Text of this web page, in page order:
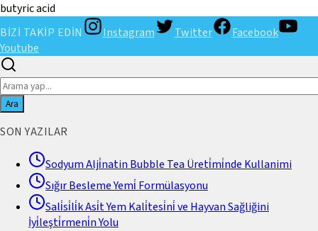
butyric acid
BİZİ TAKİP EDİN
Instagram Twitter
Facebook
Youtube
Ara
SON YAZILAR
Sodyum Alji̇natin Bubble Tea Üreti̇mi̇nde Kullanimi
Sığır Besleme Yemi̇ Formülasyonu
Sali̇si̇li̇k Asi̇t Yem Kali̇tesi̇ni̇ ve Hayvan Sağliğini
İyi̇leşti̇rmeni̇n Yolu